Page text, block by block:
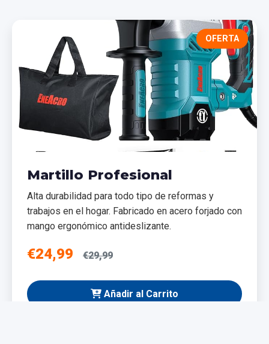
OFERTA
Martillo Profesional
Alta durabilidad para todo tipo de reformas y
trabajos en el hogar. Fabricado en acero forjado con
mango ergonómico antideslizante.
€24,99 €29,99
Añadir al Carrito